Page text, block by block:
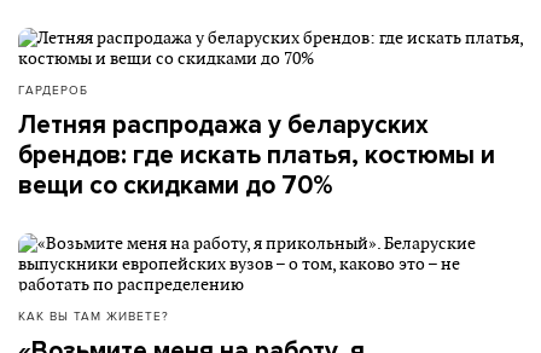
ГАРДЕРОБ
Летняя распродажа у беларуских
брендов: где искать платья, костюмы и
вещи со скидками до 70%
КАК ВЫ ТАМ ЖИВЕТЕ?